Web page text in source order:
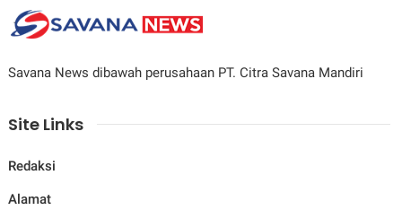
Savana News dibawah perusahaan PT. Citra Savana Mandiri
Site Links
Redaksi
Alamat